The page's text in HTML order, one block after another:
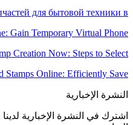
для бытовой техники в…
Gain Temporary Virtual Phone…
Creation Now: Steps to Select…
Online: Efficiently Save…
النشرة الإخبارية
اشترك في النشرة الإخبارية